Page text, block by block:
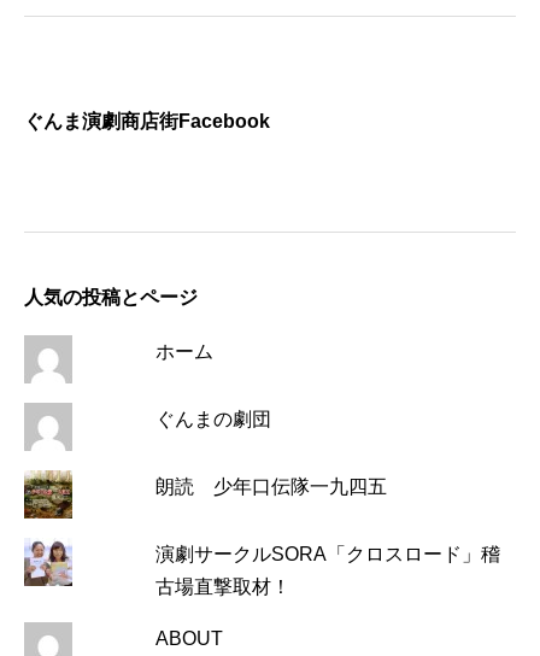
ぐんま演劇商店街Facebook
人気の投稿とページ
ホーム
ぐんまの劇団
朗読 少年口伝隊一九四五
演劇サークルSORA「クロスロード」稽
古場直撃取材！
ABOUT